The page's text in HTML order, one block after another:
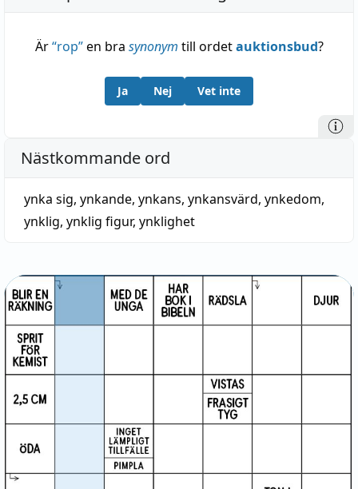
Är“rop”en bra synonym till ordetauktionsbud?
Ja Nej Vet inte
Nästkommande ord
ynka sig, ynkande, ynkans, ynkansvärd, ynkedom,
ynklig, ynklig figur, ynklighet